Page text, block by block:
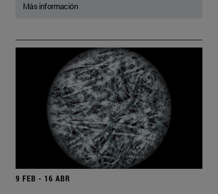
Más información
9 FEB - 16 ABR